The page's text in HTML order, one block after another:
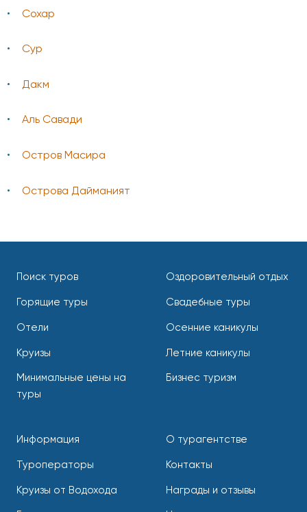
Сохар
Сур
Дакм
Аль Савади
Остров Масира
Острова Дайманият
Поиск туров
Горящие туры
Отели
Круизы
Минимальные цены на
туры
Оздоровительный отдых
Свадебные туры
Осенние каникулы
Летние каникулы
Бизнес туризм
Информация
Туроператоры
Круизы от Водохода
О турагентстве
Контакты
Награды и отзывы